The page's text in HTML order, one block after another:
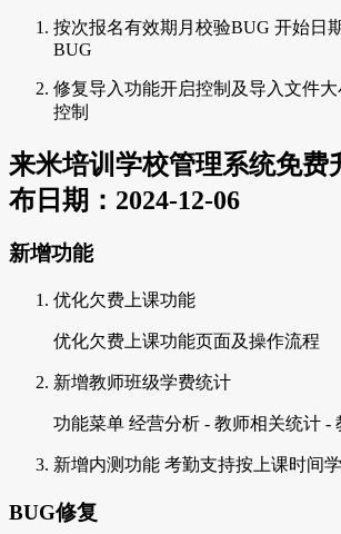
按次报名有效期月校验BUG 开始日
BUG
修复导入功能开启控制及导入文件
控制
来米培训学校管理系统免费
布日期：2024-12-06
新增功能
优化欠费上课功能
优化欠费上课功能页面及操作流程
新增教师班级学费统计
功能菜单 经营分析 - 教师相关统计 -
新增内测功能 考勤支持按上课时间
BUG修复